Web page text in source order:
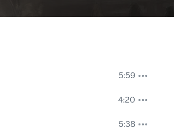
5:59
4:20
5:38